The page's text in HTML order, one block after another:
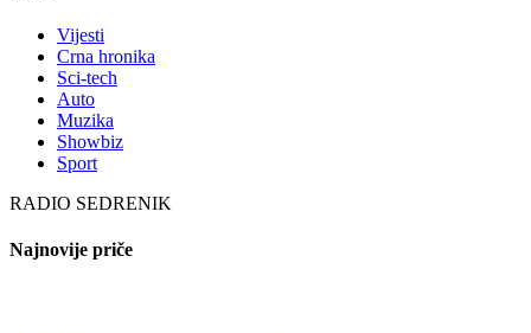
Vijesti
Crna hronika
Sci-tech
Auto
Muzika
Showbiz
Sport
RADIO SEDRENIK
Najnovije priče